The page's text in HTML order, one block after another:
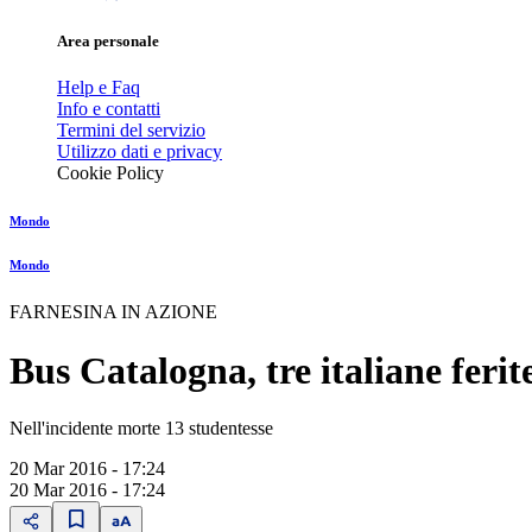
Area personale
Help e Faq
Info e contatti
Termini del servizio
Utilizzo dati e privacy
Cookie Policy
Mondo
Mondo
FARNESINA IN AZIONE
Bus Catalogna, tre italiane
Nell'incidente morte 13 studentesse
20 Mar 2016 - 17:24
20 Mar 2016 - 17:24